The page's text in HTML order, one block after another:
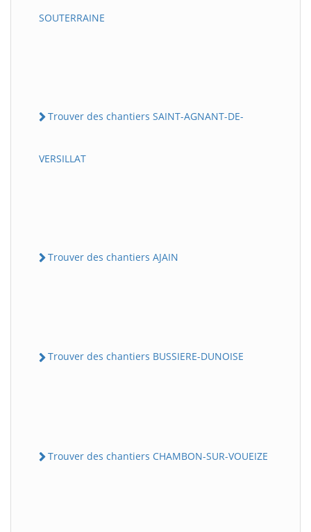
SOUTERRAINE
Trouver des chantiers SAINT-AGNANT-DE-
VERSILLAT
Trouver des chantiers AJAIN
Trouver des chantiers BUSSIERE-DUNOISE
Trouver des chantiers CHAMBON-SUR-VOUEIZE